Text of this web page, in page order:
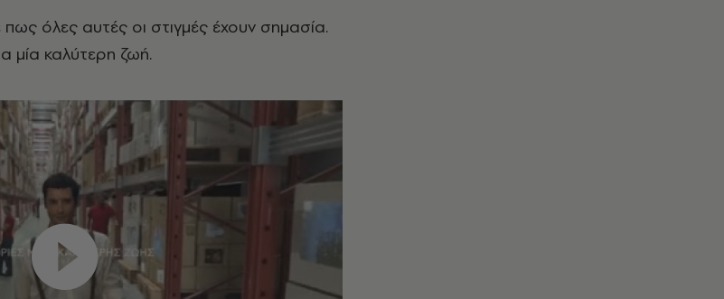
όλες αυτές οι στιγμές έχουν σημασία.
μία καλύτερη ζωή.